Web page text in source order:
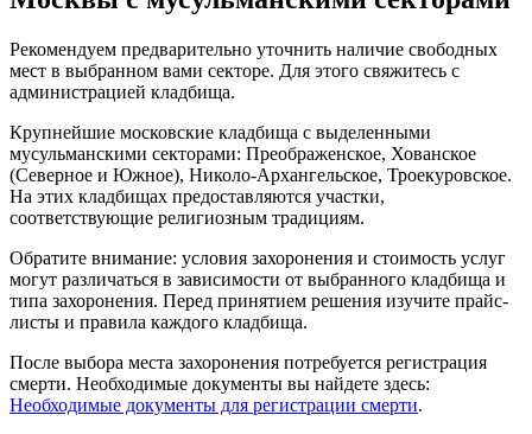
Рекомендуем предварительно уточнить наличие свободных
мест в выбранном вами секторе. Для этого свяжитесь с
администрацией кладбища.
Крупнейшие московские кладбища с выделенными
мусульманскими секторами: Преображенское, Хованское
(Северное и Южное), Николо-Архангельское, Троекуровское.
На этих кладбищах предоставляются участки,
соответствующие религиозным традициям.
Обратите внимание: условия захоронения и стоимость услуг
могут различаться в зависимости от выбранного кладбища и
типа захоронения. Перед принятием решения изучите прайс-
листы и правила каждого кладбища.
После выбора места захоронения потребуется регистрация
смерти. Необходимые документы вы найдете здесь:
Необходимые документы для регистрации смерти.